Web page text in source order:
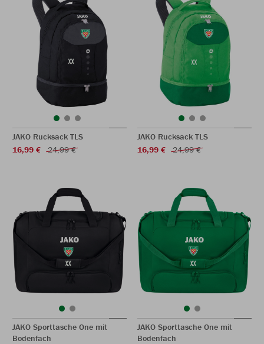
JAKO Rucksack TLS
16,99 €
24,99 €
JAKO Rucksack TLS
16,99 €
24,99 €
JAKO Sporttasche One mit
Bodenfach
JAKO Sporttasche One mit
Bodenfach